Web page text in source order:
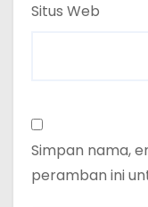
Situs Web
Simpan nama,
peramban ini